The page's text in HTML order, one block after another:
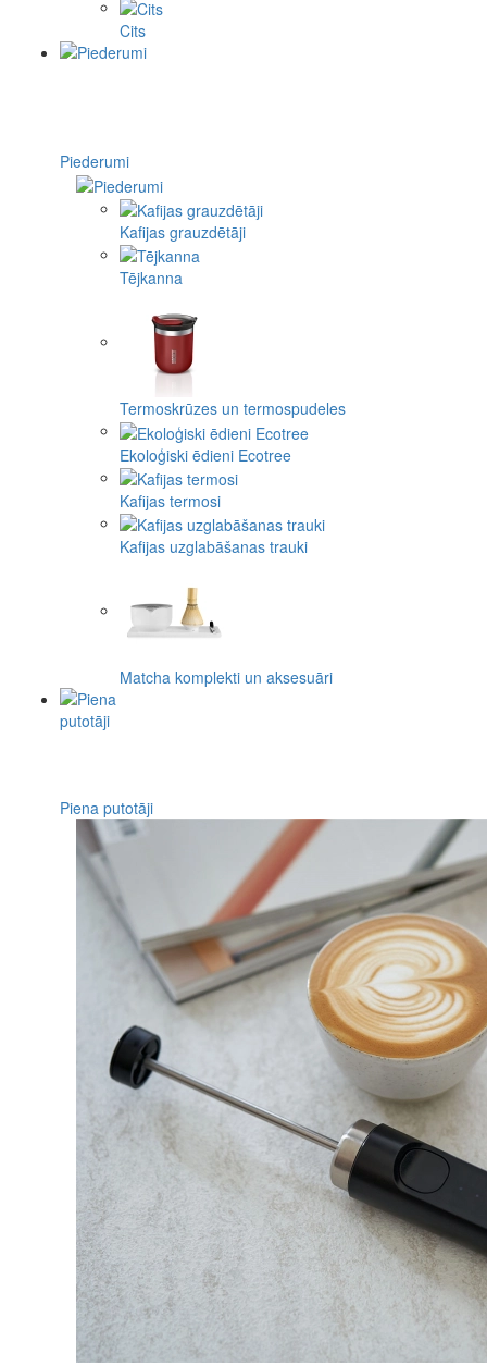
Cits
Piederumi
Kafijas grauzdētāji
Tējkanna
Termoskrūzes un termospudeles
Ekoloģiski ēdieni Ecotree
Kafijas termosi
Kafijas uzglabāšanas trauki
Matcha komplekti un aksesuāri
Piena putotāji